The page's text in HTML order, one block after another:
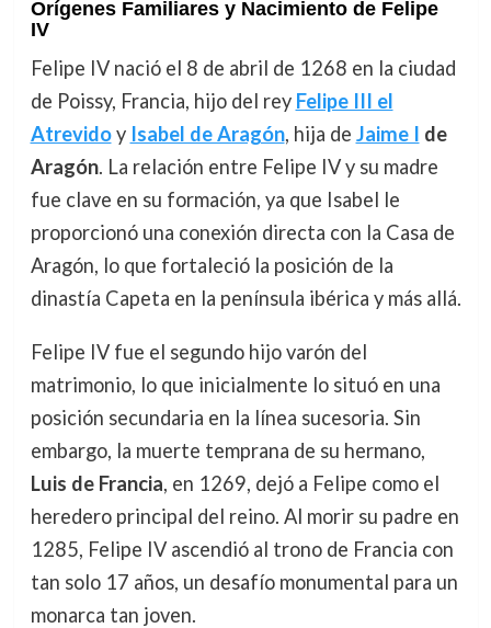
Orígenes Familiares y Nacimiento de Felipe
IV
Felipe IV nació el 8 de abril de 1268 en la ciudad
de Poissy, Francia, hijo del rey Felipe III el
Atrevidoy Isabel de Aragón, hija de Jaime I de
Aragón. La relación entre Felipe IV y su madre
fue clave en su formación, ya que Isabel le
proporcionó una conexión directa con la Casa de
Aragón, lo que fortaleció la posición de la
dinastía Capeta en la península ibérica y más allá.
Felipe IV fue el segundo hijo varón del
matrimonio, lo que inicialmente lo situó en una
posición secundaria en la línea sucesoria. Sin
embargo, la muerte temprana de su hermano,
Luis de Francia, en 1269, dejó a Felipe como el
heredero principal del reino. Al morir su padre en
1285, Felipe IV ascendió al trono de Francia con
tan solo 17 años, un desafío monumental para un
monarca tan joven.